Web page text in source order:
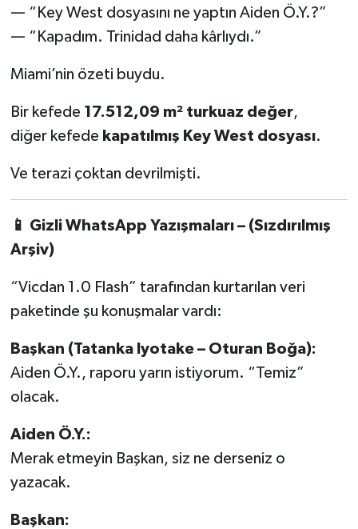
— “Key West dosyasını ne yaptın Aiden Ö.Y.?”
— “Kapadım. Trinidad daha kârlıydı.”
Miami’nin özeti buydu.
Bir kefede 17.512,09 m² turkuaz değer,
diğer kefede kapatılmış Key West dosyası.
Ve terazi çoktan devrilmişti.
📱 Gizli WhatsApp Yazışmaları – (Sızdırılmış
Arşiv)
“Vicdan 1.0 Flash” tarafından kurtarılan veri
paketinde şu konuşmalar vardı:
Başkan (Tatanka Iyotake – Oturan Boğa):
Aiden Ö.Y., raporu yarın istiyorum. “Temiz”
olacak.
Aiden Ö.Y.:
Merak etmeyin Başkan, siz ne derseniz o
yazacak.
Başkan: